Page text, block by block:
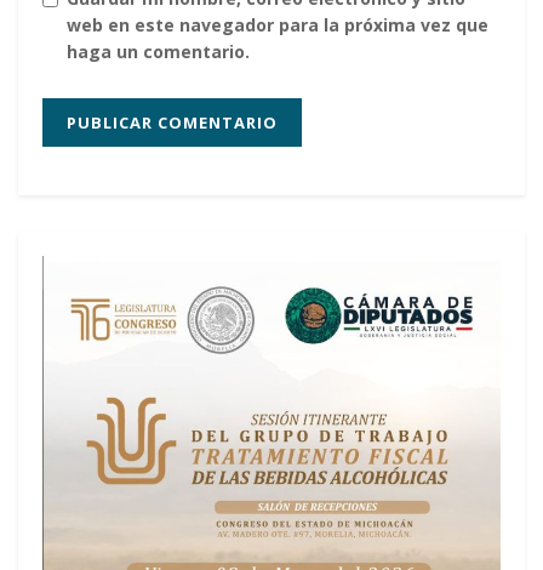
web en este navegador para la próxima vez que
haga un comentario.